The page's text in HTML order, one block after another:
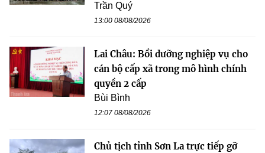
Trần Quý
13:00 08/08/2026
Lai Châu: Bồi dưỡng nghiệp vụ cho
cán bộ cấp xã trong mô hình chính
quyền 2 cấp
Bùi Bình
12:07 08/08/2026
Chủ tịch tỉnh Sơn La trực tiếp gỡ